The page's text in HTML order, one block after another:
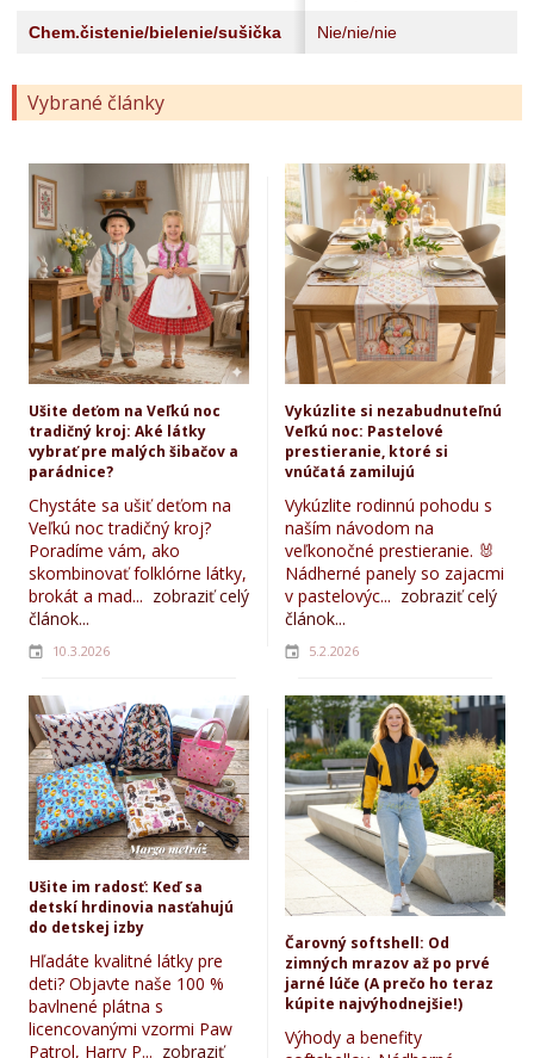
Chem.čistenie/bielenie/sušička Nie/nie/nie
Vybrané články
Ušite deťom na Veľkú noc
tradičný kroj: Aké látky
vybrať pre malých šibačov a
parádnice?
Chystáte sa ušiť deťom na
Veľkú noc tradičný kroj?
Poradíme vám, ako
skombinovať folklórne látky,
brokát a mad... zobraziť celý
článok...
10.3.2026
Vykúzlite si nezabudnuteľnú
Veľkú noc: Pastelové
prestieranie, ktoré si
vnúčatá zamilujú
Vykúzlite rodinnú pohodu s
naším návodom na
veľkonočné prestieranie. 🐰
Nádherné panely so zajacmi
v pastelovýc... zobraziť celý
článok...
5.2.2026
Ušite im radosť: Keď sa
detskí hrdinovia nasťahujú
do detskej izby
Hľadáte kvalitné látky pre
deti? Objavte naše 100 %
bavlnené plátna s
licencovanými vzormi Paw
Patrol, Harry P... zobraziť
Čarovný softshell: Od
zimných mrazov až po prvé
jarné lúče (A prečo ho teraz
kúpite najvýhodnejšie!)
Výhody a benefity